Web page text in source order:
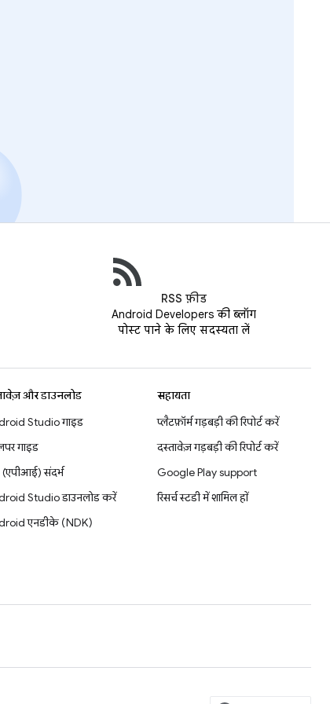
RSS फ़ीड
Android Developers की ब्लॉग
पोस्ट पाने के लिए सदस्यता लें
और डाउनलोड
Studio गाइड
गाइड
(एपीआई) संदर्भ
Studio डाउनलोड करें
एनडीके (NDK)
सहायता
प्लैटफ़ॉर्म गड़बड़ी की रिपोर्ट करें
दस्तावेज़ गड़बड़ी की रिपोर्ट करें
Google Play support
रिसर्च स्टडी में शामिल हों